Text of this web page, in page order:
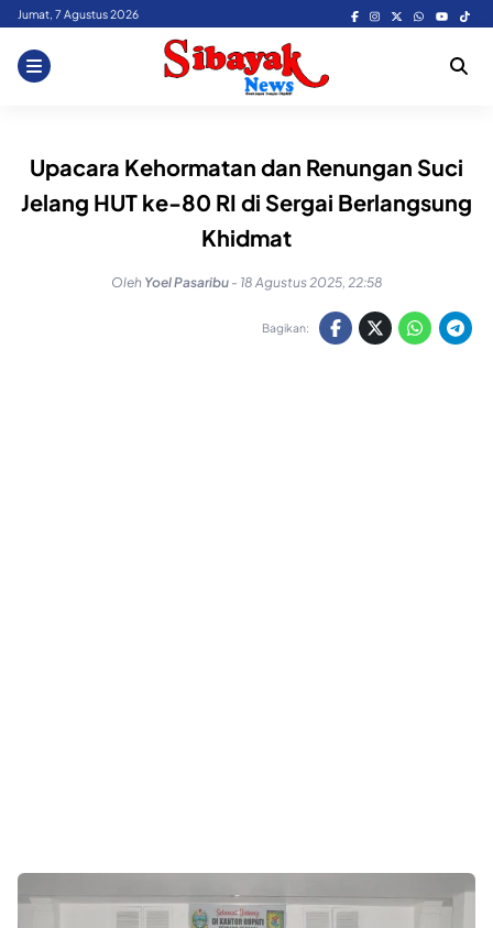
Skip
content
Jumat, 7 Agustus 2026
Upacara Kehormatan dan Renungan Suci
Jelang HUT ke-80 RI di Sergai Berlangsung
Khidmat
Oleh Yoel Pasaribu - 18 Agustus 2025, 22:58
Bagikan: